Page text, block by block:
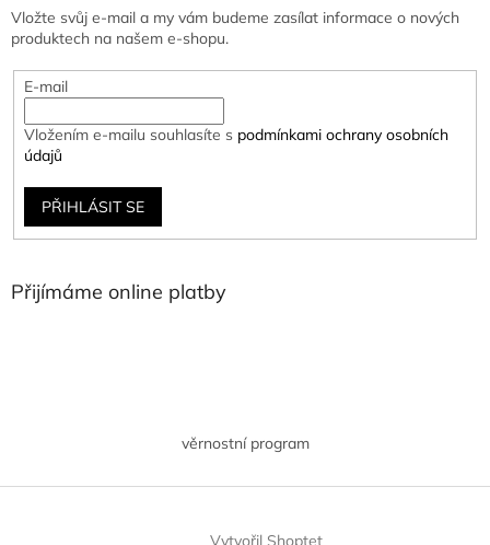
Vložte svůj e-mail a my vám budeme zasílat informace o nových
produktech na našem e-shopu.
E-mail
Vložením e-mailu souhlasíte s podmínkami ochrany osobních
údajů
PŘIHLÁSIT SE
Přijímáme online platby
věrnostní program
Vytvořil Shoptet